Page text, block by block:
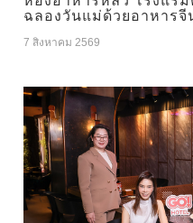
ฉลองวันแม่ด้วยอาหารจี
7 สิงหาคม 2569